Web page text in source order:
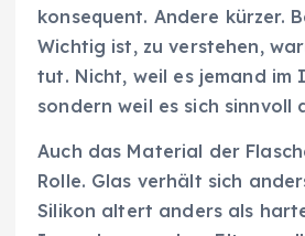
konsequent. Andere kürzer.
Wichtig ist, zu verstehen,
tut. Nicht, weil es jemand im
sondern weil es sich sinnvoll
Auch das Material der
Rolle. Glas verhält sich
Silikon altert anders als